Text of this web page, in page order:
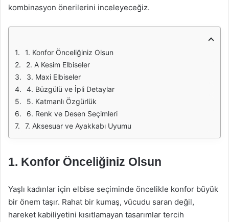
kombinasyon önerilerini inceleyeceğiz.
1. Konfor Önceliğiniz Olsun
2. A Kesim Elbiseler
3. Maxi Elbiseler
4. Büzgülü ve İpli Detaylar
5. Katmanlı Özgürlük
6. Renk ve Desen Seçimleri
7. Aksesuar ve Ayakkabı Uyumu
1. Konfor Önceliğiniz Olsun
Yaşlı kadınlar için elbise seçiminde öncelikle konfor büyük
bir önem taşır. Rahat bir kumaş, vücudu saran değil,
hareket kabiliyetini kısıtlamayan tasarımlar tercih